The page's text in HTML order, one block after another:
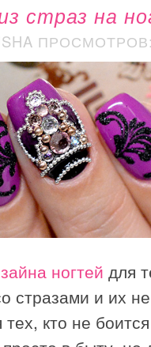
страз на
ногтей для
стразами и их
кто не